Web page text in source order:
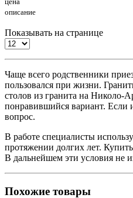
описание
Показывать на странице
Чаще всего родственники
пользовался при жизни.
столов из гранита на Николо-
понравившийся вариант. Если
вопрос.
В работе специалисты
протяжении долгих лет.
В дальнейшем эти условия не
Похожие товары